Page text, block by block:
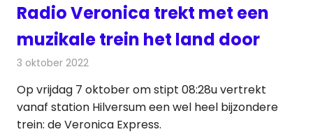
Radio Veronica trekt met een
muzikale trein het land door
3 oktober 2022
Op vrijdag 7 oktober om stipt 08:28u vertrekt
vanaf station Hilversum een wel heel bijzondere
trein: de Veronica Express.